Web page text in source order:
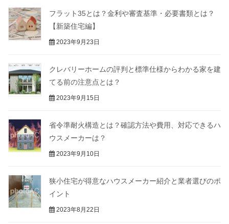
フラット35とは？金利や審査基準・必要書類とは？
【新築住宅編】
2023年9月23日
クレバリーホームの評判と標準仕様からわかる家を建
てる前の注意点とは？
2023年9月15日
省令準耐火構造とは？確認方法や費用、対応できるハ
ウスメーカーは？
2023年9月10日
狭小住宅が得意なハウスメーカー紹介と業者選びのポ
イント
2023年8月22日